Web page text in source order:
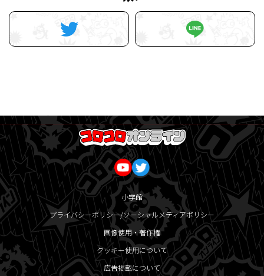
小学館
プライバシーポリシー/ソーシャルメディアポリシー
画像使用・著作権
クッキー使用について
広告掲載について